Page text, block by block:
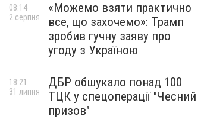
«Можемо взяти практично
все, що захочемо»: Трамп
зробив гучну заяву про
угоду з Україною
08:14
2 серпня
ДБР обшукало понад 100
ТЦК у спецоперації "Чесний
призов"
18:21
31 липня